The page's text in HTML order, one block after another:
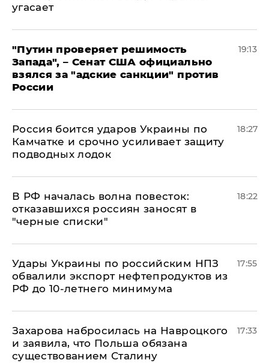
угасает
"Путин проверяет решимость
Запада", – Сенат США официально
взялся за "адские санкции" против
России
19:13
Россия боится ударов Украины по
Камчатке и срочно усиливает защиту
подводных лодок
18:27
​В РФ началась волна повесток:
отказавшихся россиян заносят в
"черные списки"
18:22
Удары Украины по российским НПЗ
обвалили экспорт нефтепродуктов из
РФ до 10-летнего минимума
17:55
​Захарова набросилась на Навроцкого
и заявила, что Польша обязана
существованием Сталину
17:33